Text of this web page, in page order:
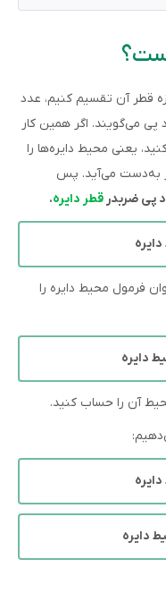
قطر آن تقسیم کنیم، عدد
عدد پی می‌گویند. اگر همین کار
یعنی محیط دایره‌ها را
به‌دست می‌آید. پس
پی ضربدر قطر دایره.
فرمول محیط دایره را